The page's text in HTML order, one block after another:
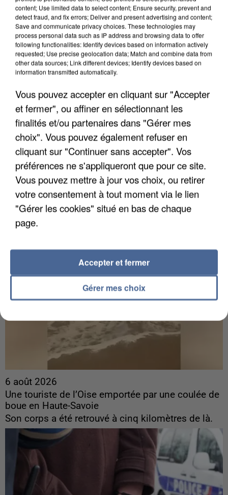
6 août 2026
Gabriel Attal et Raphaël Glucksmann visés par des
ingérences...
Sollicité, Sébastien Lecornu annonce un "travail
commun" avec les partis à la rentrée.
6 août 2026
Une touriste de l’Oise emportée par une coulée de
boue en Haute-Savoie
Son corps a été retrouvé à cinq kilomètres de là.
content; Use limited data to select content; Ensure security, prevent and
detect fraud, and fix errors; Deliver and present advertising and content;
Save and communicate privacy choices. These technologies may
process personal data such as IP address and browsing data to offer
following functionalities: Identify devices based on information actively
requested; Use precise geolocation data; Match and combine data from
other data sources; Link different devices; Identify devices based on
information transmitted automatically.
Vous pouvez accepter en cliquant sur "Accepter
et fermer", ou affiner en sélectionnant les
finalités et/ou partenaires dans "Gérer mes
choix". Vous pouvez également refuser en
cliquant sur "Continuer sans accepter". Vos
préférences ne s'appliqueront que pour ce site.
Vous pouvez mettre à jour vos choix, ou retirer
votre consentement à tout moment via le lien
"Gérer les cookies" situé en bas de chaque
page.
Gérer mes choix
Accepter et fermer